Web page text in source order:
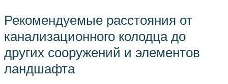
Рекомендуемые расстояния от
канализационного колодца до
других сооружений и элементов
ландшафта